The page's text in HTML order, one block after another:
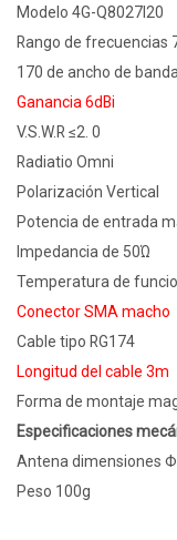
Modelo 4G-Q8027I20
Rango de
170 de ancho de
Ganancia 6dBi
V.S.W.R ≤2. 0
Radiatio Omni
Polarización Vertical
Potencia de entrada
Impedancia de 50Ώ
Temperatura de
Conector SMA macho
Cable tipo RG174
Longitud del cable 3m
Forma de montaje
Especificaciones
Antena dimensiones
Peso 100g